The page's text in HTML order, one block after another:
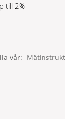
till 2%
vår